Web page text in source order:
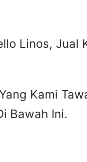
Linos, Jual
Kami
Bawah Ini.